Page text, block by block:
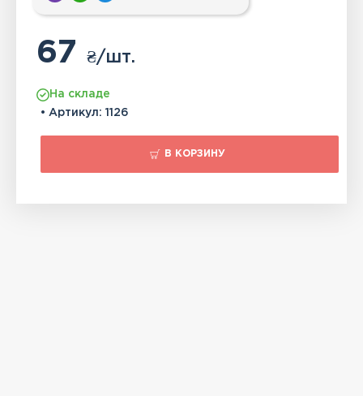
67₴/шт.
На складе
• Артикул: 1126
В КОРЗИНУ